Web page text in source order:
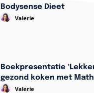
Bodysense Dieet
Valerie
Boekpresentatie
gezond koken met
Valerie